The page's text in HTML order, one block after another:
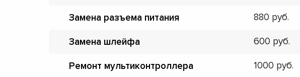
Замена разъема питания 880
Замена шлейфа 600
Ремонт мультиконтроллера 1000